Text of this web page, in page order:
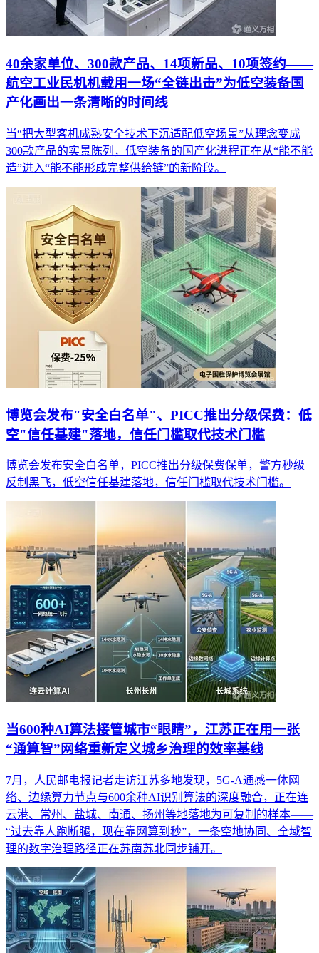
40余家单位、300款产品、14项新品、10项签约——
航空工业民机机载用一场“全链出击”为低空装备国
产化画出一条清晰的时间线
当“把大型客机成熟安全技术下沉适配低空场景”从理念变成
300款产品的实景陈列，低空装备的国产化进程正在从“能不能
造”进入“能不能形成完整供给链”的新阶段。
博览会发布"安全白名单"、PICC推出分级保费：低
空"信任基建"落地，信任门槛取代技术门槛
博览会发布安全白名单，PICC推出分级保费保单，警方秒级
反制黑飞，低空信任基建落地，信任门槛取代技术门槛。
当600种AI算法接管城市“眼睛”，江苏正在用一张
“通算智”网络重新定义城乡治理的效率基线
7月，人民邮电报记者走访江苏多地发现，5G-A通感一体网
络、边缘算力节点与600余种AI识别算法的深度融合，正在连
云港、常州、盐城、南通、扬州等地落地为可复制的样本——
“过去靠人跑断腿，现在靠网算到秒”，一条空地协同、全域智
理的数字治理路径正在苏南苏北同步铺开。